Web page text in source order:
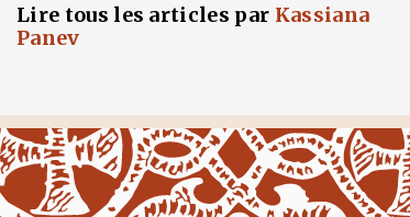
Lire tous les articles par Kassiana
Panev